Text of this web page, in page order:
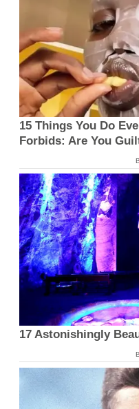
15 Things You Do
Forbids: Are You
17 Astonishingly